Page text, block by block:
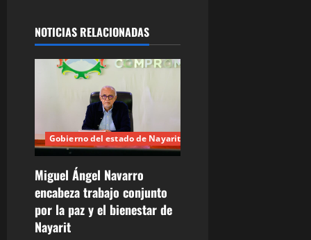
c
i
d
e
e
n
NOTICIAS RELACIONADAS
Gobierno del estado de Nayarit
Miguel Ángel Navarro
encabeza trabajo conjunto
por la paz y el bienestar de
Nayarit